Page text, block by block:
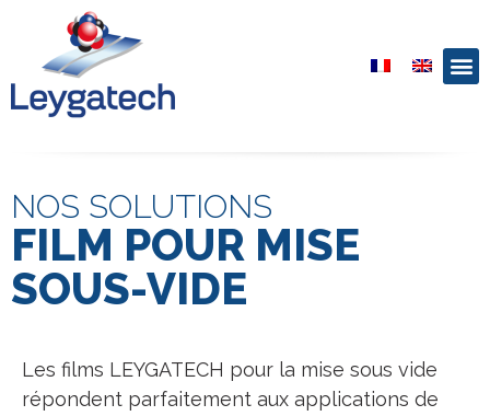
NOS SOLUTIONS
FILM POUR MISE
SOUS-VIDE
Les films LEYGATECH pour la mise sous vide
répondent parfaitement aux applications de